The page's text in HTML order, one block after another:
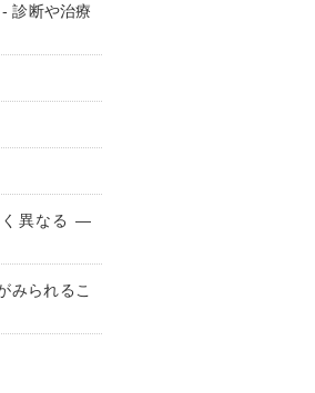
診断や治療
く異なる ―
みられるこ